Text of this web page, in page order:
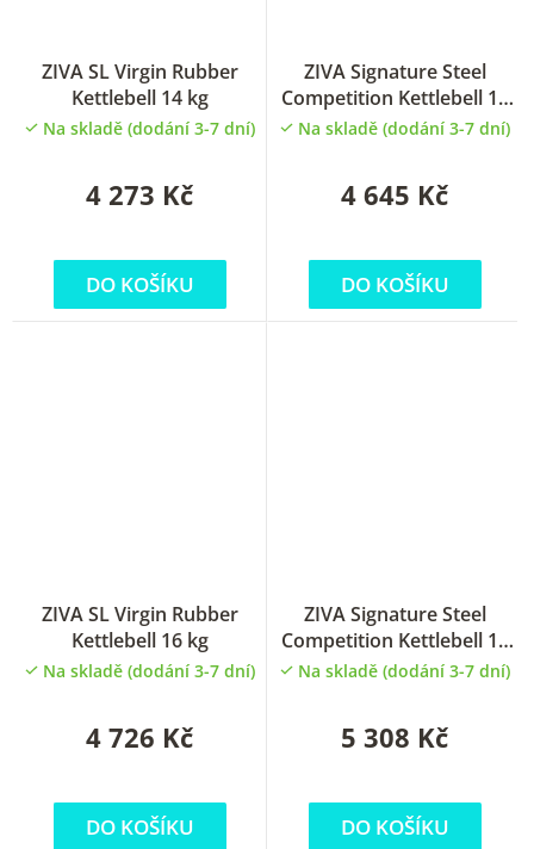
ZIVA SL Virgin Rubber
Kettlebell 14 kg
Na skladě (dodání 3-7 dní)
4 273 Kč
DO KOŠÍKU
ZIVA Signature Steel
Competition Kettlebell 14
kg
Na skladě (dodání 3-7 dní)
4 645 Kč
DO KOŠÍKU
ZIVA SL Virgin Rubber
Kettlebell 16 kg
Na skladě (dodání 3-7 dní)
4 726 Kč
DO KOŠÍKU
ZIVA Signature Steel
Competition Kettlebell 16
kg
Na skladě (dodání 3-7 dní)
5 308 Kč
DO KOŠÍKU